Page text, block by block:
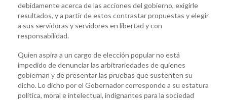
debidamente acerca de las acciones del gobierno, exigirle
resultados, y a partir de estos contrastar propuestas y elegir
a sus servidoras y servidores en libertad y con
responsabilidad.
Quien aspira a un cargo de elección popular no está
impedido de denunciar las arbitrariedades de quienes
gobiernan y de presentar las pruebas que sustenten su
dicho. Lo dicho por el Gobernador corresponde a su estatura
política, moral e intelectual, indignantes para la sociedad